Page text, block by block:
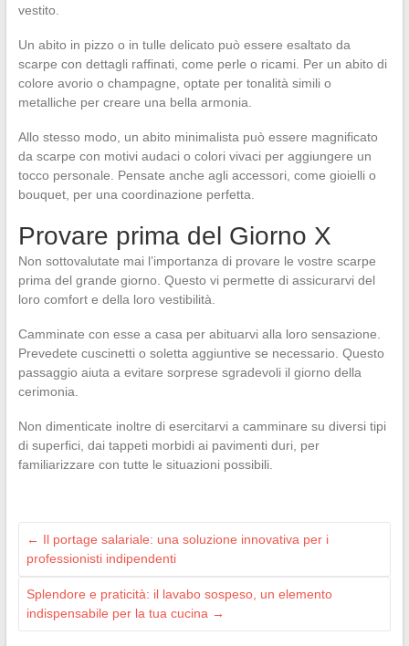
vestito.
Un abito in pizzo o in tulle delicato può essere esaltato da
scarpe con dettagli raffinati, come perle o ricami. Per un abito di
colore avorio o champagne, optate per tonalità simili o
metalliche per creare una bella armonia.
Allo stesso modo, un abito minimalista può essere magnificato
da scarpe con motivi audaci o colori vivaci per aggiungere un
tocco personale. Pensate anche agli accessori, come gioielli o
bouquet, per una coordinazione perfetta.
Provare prima del Giorno X
Non sottovalutate mai l’importanza di provare le vostre scarpe
prima del grande giorno. Questo vi permette di assicurarvi del
loro comfort e della loro vestibilità.
Camminate con esse a casa per abituarvi alla loro sensazione.
Prevedete cuscinetti o soletta aggiuntive se necessario. Questo
passaggio aiuta a evitare sorprese sgradevoli il giorno della
cerimonia.
Non dimenticate inoltre di esercitarvi a camminare su diversi tipi
di superfici, dai tappeti morbidi ai pavimenti duri, per
familiarizzare con tutte le situazioni possibili.
← Il portage salariale: una soluzione innovativa per i
professionisti indipendenti
Splendore e praticità: il lavabo sospeso, un elemento
indispensabile per la tua cucina →